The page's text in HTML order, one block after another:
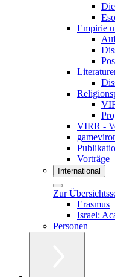
Empirie
VIRR -
Vorträge
International
Zur
Erasmus
Israel:
Personen